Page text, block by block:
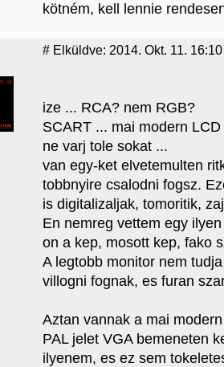
kötném, kell lennie
# Elküldve: 2014. Okt. 11.
ize ... RCA? nem RGB?
SCART ... mai modern
ne varj tole sokat ...
van egy-ket elvetemulten
tobbnyire csalodni fogsz.
is digitalizaljak, tomoritik,
En nemreg vettem egy
on a kep, mosott kep, fako
A legtobb monitor nem
villogni fognak, es furan
Aztan vannak a mai
PAL jelet VGA bemeneten
ilyenem, es ez sem